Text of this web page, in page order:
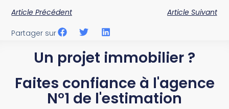
Article Précédent Article Suivant
Partager sur
Un projet immobilier ?
Faites confiance à l'agence
N°1 de l'estimation